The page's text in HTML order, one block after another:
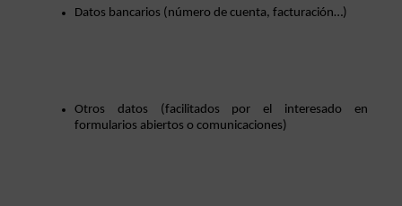
Datos bancarios (número de cuenta, facturación…)
Otros datos (facilitados por el interesado en
formularios abiertos o comunicaciones)